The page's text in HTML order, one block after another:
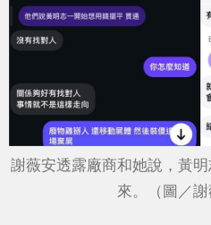
謝薇安透露廠商和她說，黃
來。（圖／謝